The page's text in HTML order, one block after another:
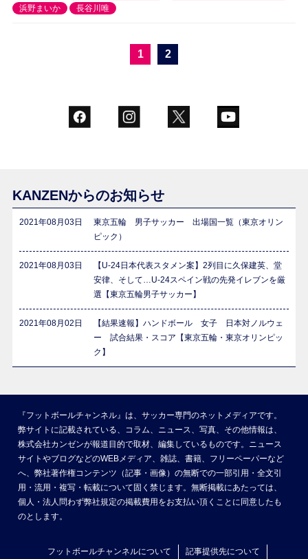
浜野まいか
長谷川唯
1 2
KANZENからのお知らせ
2021年08月03日
東京五輪 男子サッカー 出場国一覧（東京オリン
ピック）
2021年08月03日
【U-24日本代表スタメン案】2列目に久保建英、堂
安律、そして…U-24スペイン戦の先発イレブンを厳
選【東京五輪男子サッカー】
2021年08月02日
【結果速報】ハンドボール 女子 日本対ノルウェ
ー 試合結果・スコア【東京五輪・東京オリンピッ
ク】
『フットボールチャンネル』は、サッカー専門のネットメディアです。
弊サイトに記載されている、コラム、ニュース、写真、その他情報は、
株式会社カンゼンが報道目的で取材、編集しているものです。ニュース
サイトやブログなどのWEBメディア、雑誌、書籍、フリーペーパーなど
へ、弊社著作権コンテンツ（記事・画像）の無断での一部引用・全文引
用・流用・複写・転載について固く禁じます。無断掲載にあたっては、
個人・法人問わず弊社規定の掲載費用をお支払い頂くことに同意したも
のとします。
フットボールチャンネルについて 記事提供先について